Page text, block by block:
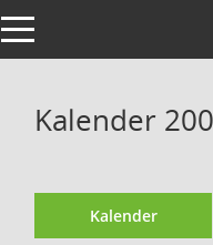
Toggle navigation
Kalender
Kalender